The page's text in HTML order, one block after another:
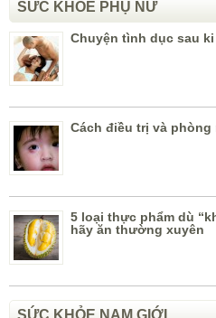
SỨC KHỎE PHỤ NỮ
Chuyện tình dục sau
Cách điều trị và
5 loại thực phẩm dù
hãy ăn thường xuyên
SỨC KHỎE NAM GIỚI